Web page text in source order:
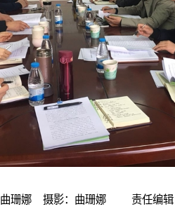
曲珊娜 摄影：曲珊娜 责任编辑